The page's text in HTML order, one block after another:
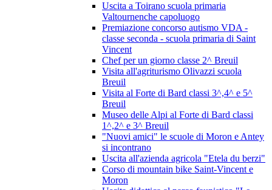
Uscita a Toirano scuola primaria
Valtournenche capoluogo
Premiazione concorso autismo VDA -
classe seconda - scuola primaria di Saint
Vincent
Chef per un giorno classe 2^ Breuil
Visita all'agriturismo Olivazzi scuola
Breuil
Visita al Forte di Bard classi 3^,4^ e 5^
Breuil
Museo delle Alpi al Forte di Bard classi
1^,2^ e 3^ Breuil
"Nuovi amici" le scuole di Moron e Antey
si incontrano
Uscita all'azienda agricola "Etela du berzi"
Corso di mountain bike Saint-Vincent e
Moron